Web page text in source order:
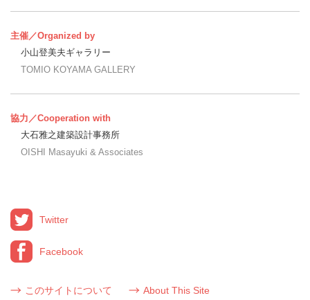
主催／Organized by
小山登美夫ギャラリー
TOMIO KOYAMA GALLERY
協力／Cooperation with
大石雅之建築設計事務所
OISHI Masayuki & Associates
Twitter
Facebook
このサイトについて About This Site